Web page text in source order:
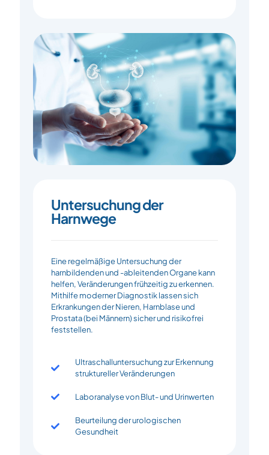
Untersuchung der
Harnwege
Eine regelmäßige Untersuchung der
harnbildenden und -ableitenden Organe kann
helfen, Veränderungen frühzeitig zu erkennen.
Mithilfe moderner Diagnostik lassen sich
Erkrankungen der Nieren, Harnblase und
Prostata (bei Männern) sicher und risikofrei
feststellen.
Ultraschalluntersuchung zur Erkennung
struktureller Veränderungen
Laboranalyse von Blut- und Urinwerten
Beurteilung der urologischen
Gesundheit